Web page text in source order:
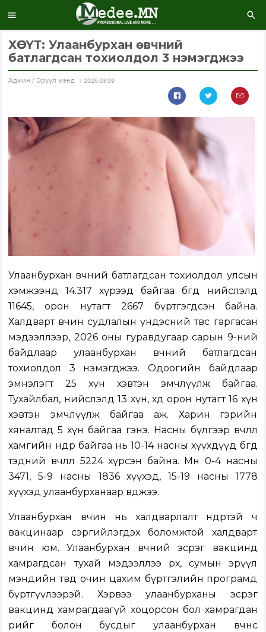
ХӨСҮТ: Улаанбурхан өвчний
батлагдсан тохиолдол 3 нэмэгджээ
Aдмин / Эрүүл мэнд 2026.03.09
Улаанбурхан өвчний батлагдсан тохиолдол улсын
хэмжээнд 14.317 хүрээд байгаа бөгөөд нийслэлд
11645, орон нутагт 2667 бүртгэгдсэн байна.
Халдварт өвчин судлалын үндэсний төвөөс гаргасан
мэдээллээр, 2026 оны гуравдугаар сарын 9-ний
байдлаар улаанбурхан өвчний батлагдсан
тохиолдол 3 нэмэгджээ. Одоогийн байдлаар
эмнэлэгт 25 хүн хэвтэн эмчлүүлж байгаа.
Тухайлбал, нийслэлд 13 хүн, хөдөө орон нутагт 16 хүн
хэвтэн эмчлүүлж байгаа аж. Харин гэрийн
хяналтад 5 хүн байгаа гэнэ. Насны бүлгээр өвчлөл
хамгийн өндөр байгаа нь 10-14 насны хүүхдүүд бөгөөд
тэдний өвчлөл 5224 хүрсэн байна. Мөн 0-4 насны
3471, 5-9 насны 1836 хүүхэд, 15-19 насны 1778
хүүхэд улаанбурханаар өвджээ.
Улаанбурхан өвчин нь халдварлалт өндөртэй ч
вакцинаар сэргийлэгдэх боломжтой халдварт
өвчин юм. Улаанбурхан өвчний эсрэг вакцинд
хамрагдсан тухай мэдээллээ өрх, сумын эрүүл
мэндийн төвдөө очин цахим бүртгэлийн програмд
бүртгүүлээрэй. Хэрвээ улаанбурханы эсрэг
вакцинд хамрагдаагүй хоцорсон бол хамрагдан
өөрийгөө болон бусдыг улаанбурхан өвчнөөс